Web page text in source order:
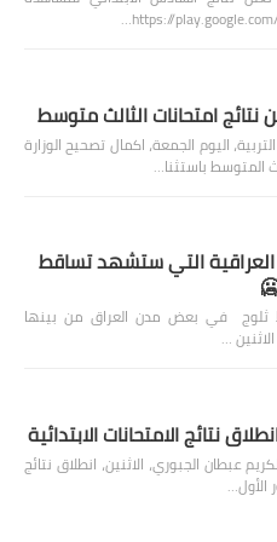
نتائج امتحانات الثالث متوسط
اليوم الجمعة، اكمال تصحيح الوزارة
المتوسط باستثنا…
العراقية التي ستشهد تساقط
ثلوج في بعض مدن العراق من بينها
نتائج الامتحانات الابتدائية
عبطان الجبوري، الاثنين، انطلاق نتائج
الأول…